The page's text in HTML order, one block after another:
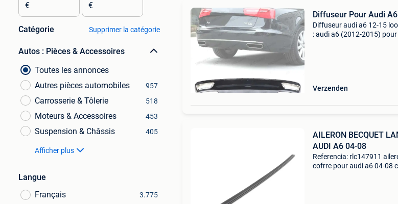
€ €
Catégorie Supprimer la catégorie
Autos : Pièces & Accessoires
Toutes les annonces
Autres pièces automobiles
957
Carrosserie & Tôlerie 518
Moteurs & Accessoires 453
Suspension & Châssis 405
Afficher plus
Langue
Français
3.775
Diffuseur Pour Audi
Diffuseur audi a6 12-15
: audi a6 (2012-2015)
Verzenden
AILERON BECQUET
AUDI A6 04-08
Referencia: rlc147911
cofrre pour audi a6 04-08